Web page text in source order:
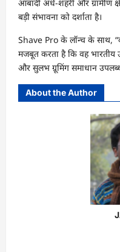
आबादी अर्ध-शहरी और ग्रामीण
बड़ी संभावना को दर्शाता है।
Shave Pro के लॉन्च के साथ,
मजबूत करता है कि वह
और सुलभ ग्रूमिंग समाधान
About the Author